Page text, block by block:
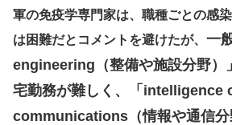
軍の免疫学専門家は、職種ごとの感
は困難だとコメントを避けたが、 一
engineering（整備や施設分野）
宅勤務が難しく、「intelligence
communications（情報や通信分